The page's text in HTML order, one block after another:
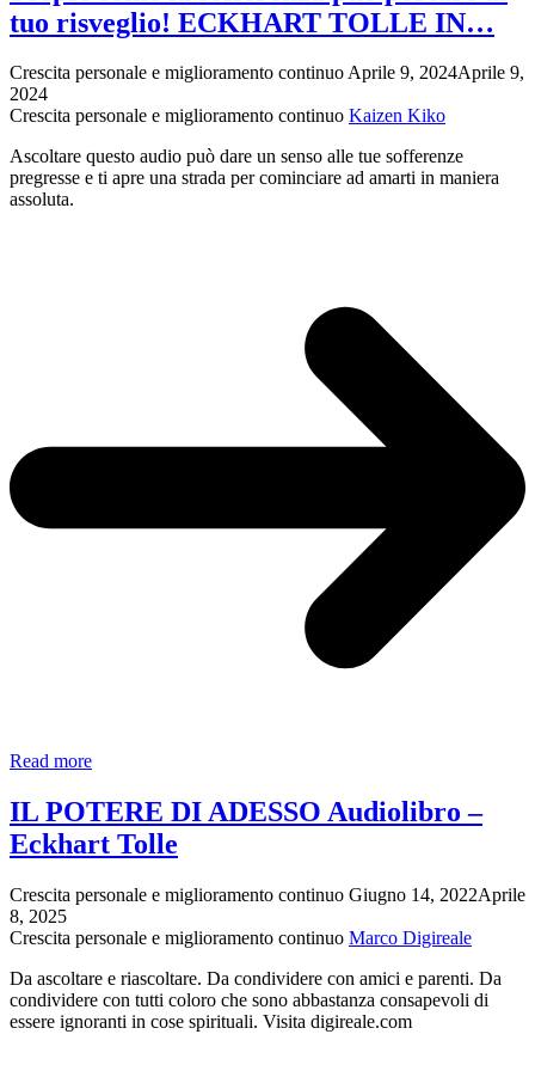
può
al
risveglio!
TOLLE
IN…
tuo risveglio! ECKHART TOLLE IN…
Crescita personale e miglioramento continuoAprile 9, 2024Aprile 9,
2024
Crescita personale e miglioramento continuo Kaizen Kiko
Ascoltare questo audio può dare un senso alle tue sofferenze
pregresse e ti apre una strada per cominciare ad amarti in maniera
assoluta.
Read moreScopri
la
sofferenza
può
al
risveglio!
TOLLE
IN…
IL POTERE DI ADESSO Audiolibro –
Eckhart Tolle
Crescita personale e miglioramento continuo Giugno 14, 2022Aprile
8, 2025
Crescita personale e miglioramento continuo Marco Digireale
Da ascoltare e riascoltare. Da condividere con amici e parenti. Da
condividere con tutti coloro che sono abbastanza consapevoli di
essere ignoranti in cose spirituali. Visita digireale.com